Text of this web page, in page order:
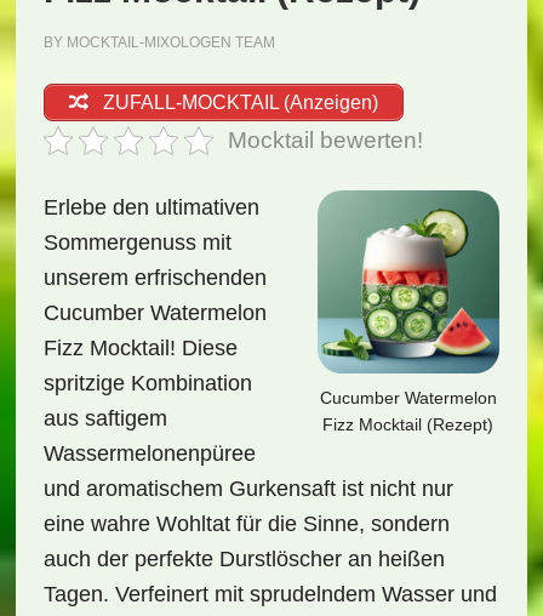
BY MOCKTAIL-MIXOLOGEN TEAM
ZUFALL-MOCKTAIL (Anzeigen)
Mocktail bewerten!
Cucumber Watermelon
Fizz Mocktail (Rezept)
Erlebe den ultimativen
Sommergenuss mit
unserem erfrischenden
Cucumber Watermelon
Fizz Mocktail! Diese
spritzige Kombination
aus saftigem
Wassermelonenpüree
und aromatischem Gurkensaft ist nicht nur
eine wahre Wohltat für die Sinne, sondern
auch der perfekte Durstlöscher an heißen
Tagen. Verfeinert mit sprudelndem Wasser und